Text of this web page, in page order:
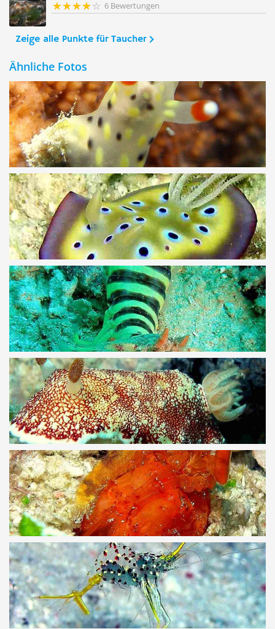
6 Bewertungen
Zeige alle Punkte für Taucher
Ähnliche Fotos